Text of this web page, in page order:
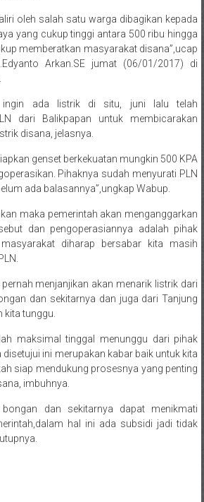
oleh salah satu warga dibagikan kepada
yang cukup tinggi antara 500 ribu hingga
memberatkan masyarakat disana”,ucap
Arkan.SE jumat (06/01/2017) di
ingin ada listrik di situ, juni lalu telah
dari Balikpapan untuk membicarakan
disana, jelasnya.
genset berkekuatan mungkin 500 KPA
Pihaknya sudah menyurati PLN
ada balasannya”,ungkap Wabup.
maka pemerintah akan menganggarkan
dan pengoperasiannya adalah pihak
diharap bersabar kita masih
pernah menjanjikan akan menarik listrik dari
dan sekitarnya dan juga dari Tanjung
kita tunggu.
maksimal tinggal menunggu dari pihak
disetujui ini merupakan kabar baik untuk kita
siap mendukung prosesnya yang penting
imbuhnya.
dan sekitarnya dapat menikmati
hal ini ada subsidi jadi tidak